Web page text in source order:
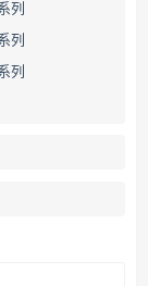
列
列
列